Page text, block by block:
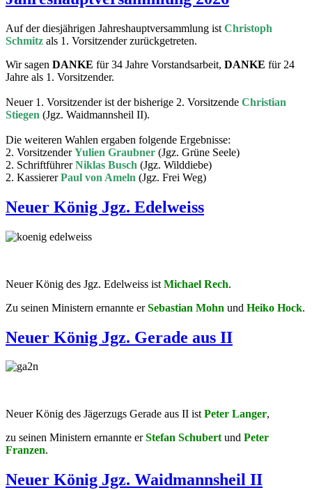
Auf der diesjährigen Jahreshauptversammlung ist Christoph
Schmitz als 1. Vorsitzender zurückgetreten.
Wir sagen DANKE für 34 Jahre Vorstandsarbeit, DANKE für 24
Jahre als 1. Vorsitzender.
Neuer 1. Vorsitzender ist der bisherige 2. Vorsitzende Christian
Stiegen (Jgz. Waidmannsheil II).
Die weiteren Wahlen ergaben folgende Ergebnisse:
2. VorsitzenderYulien Graubner (Jgz. Grüne Seele)
2. SchriftführerNiklas Busch (Jgz. Wilddiebe)
2. KassiererPaul von Ameln (Jgz. Frei Weg)
Neuer König Jgz. Edelweiss
Neuer König des Jgz. Edelweiss ist Michael Rech.
Zu seinen Ministern ernannte erSebastian Mohn und Heiko Hock.
Neuer König Jgz. Gerade aus II
Neuer König des Jägerzugs Gerade aus II istPeter Langer,
zu seinen Ministern ernannte erStefan Schubertund Peter
Franzen.
Neuer König Jgz. Waidmannsheil II